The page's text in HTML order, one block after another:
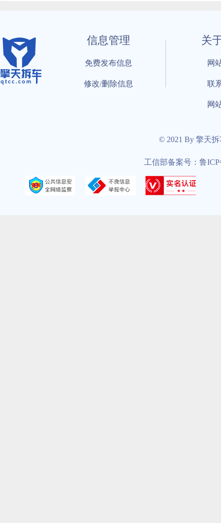
信息管理
免费发布信息
修改/删除信息
关
网
联
网
© 2021 By 擎天
工信部备案号：鲁